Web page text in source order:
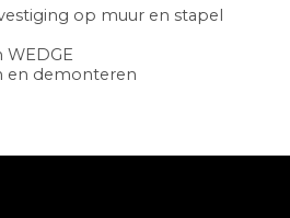
op muur en stapel
WEDGE
en demonteren